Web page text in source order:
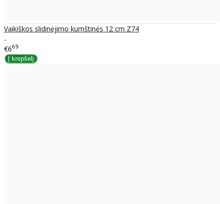
Vaikiškos slidinėjimo kumštinės 12 cm Z74
..
€669